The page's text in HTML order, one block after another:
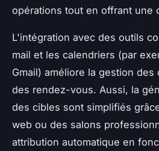
opérations tout en offrant une
L'intégration avec des outils
mail et les calendriers (par
Gmail) améliore la gestion
des rendez-vous. Aussi, la
des cibles sont simplifiés
web ou des salons
attribution automatique en